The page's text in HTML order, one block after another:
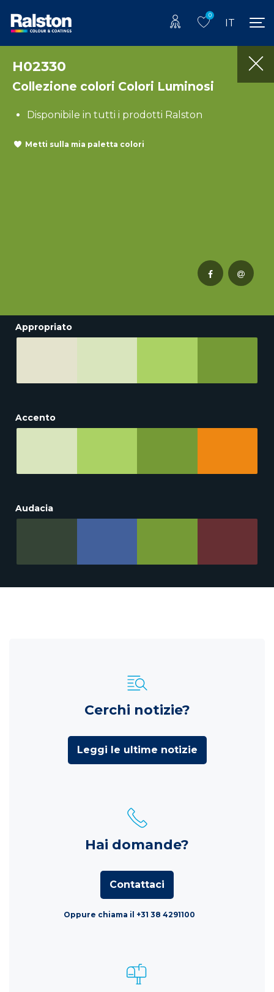
0
IT
H02330
Collezione colori Colori Luminosi
Disponibile in tutti i prodotti Ralston
Metti sulla mia paletta colori
Appropriato
Accento
Audacia
Cerchi notizie?
Leggi le ultime notizie
Hai domande?
Contattaci
Oppure chiama il +31 38 4291100